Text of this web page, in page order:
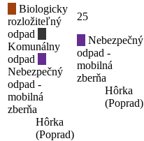
Biologicky
rozložiteľný
odpad
Komunálny
odpad
Nebezpečný
odpad -
mobilná
zberňa
Hôrka
(Poprad)
25
Nebezpečný
odpad -
mobilná
zberňa
Hôrka
(Poprad)